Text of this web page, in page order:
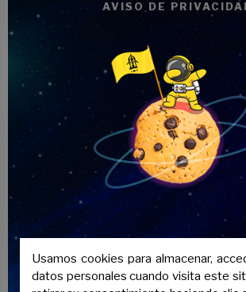
Saber más
Guía
AVISO DE
Usamos cookies para almacenar,
datos personales cuando visita este